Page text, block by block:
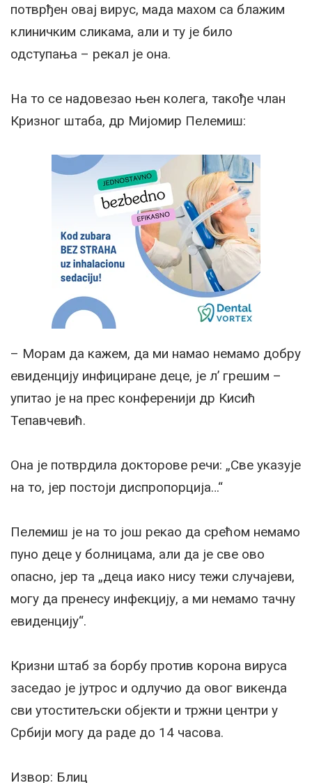
потврђен овај вирус, мада махом са блажим
клиничким сликама, али и ту је било
одступања – рекал је она.
На то се надовезао њен колега, такође члан
Кризног штаба, др Мијомир Пелемиш:
– Морам да кажем, да ми намао немамо добру
евиденцију инфициране деце, је л’ грешим –
упитао је на прес конференији др Кисић
Тепавчевић.
Она је потврдила докторове речи: „Све указује
на то, јер постоји диспропорција…“
Пелемиш је на то још рекао да срећом немамо
пуно деце у болницама, али да је све ово
опасно, јер та „деца иако нису тежи случајеви,
могу да пренесу инфекцију, а ми немамо тачну
евиденцију“.
Кризни штаб за борбу против корона вируса
заседао је јутрос и одлучио да овог викенда
сви утоститељски објекти и тржни центри у
Србији могу да раде до 14 часова.
Извор: Блиц